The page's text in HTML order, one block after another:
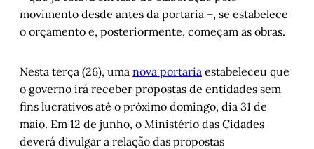
movimento desde antes da portaria –, se estabelece
o orçamento e, posteriormente, começam as obras.
Nesta terça (26), uma nova portaria estabeleceu que
o governo irá receber propostas de entidades sem
fins lucrativos até o próximo domingo, dia 31 de
maio. Em 12 de junho, o Ministério das Cidades
deverá divulgar a relação das propostas